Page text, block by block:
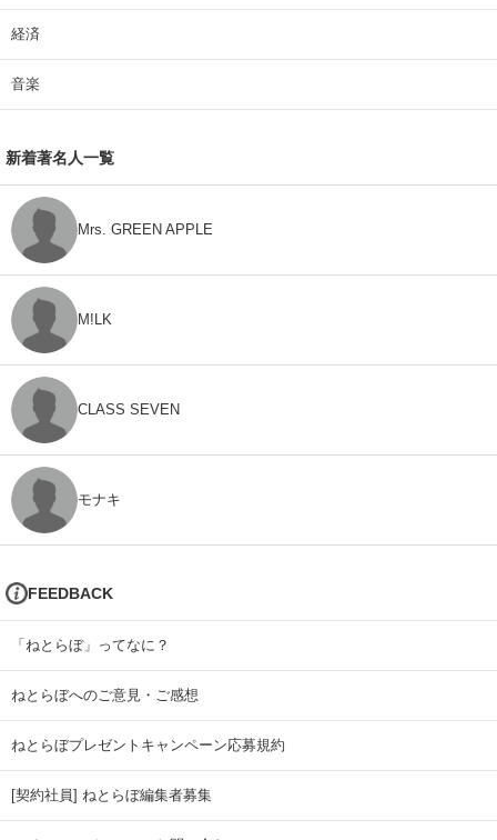
経済
音楽
新着著名人一覧
Mrs. GREEN APPLE
M!LK
CLASS SEVEN
モナキ
FEEDBACK
「ねとらぼ」ってなに？
ねとらぼへのご意見・ご感想
ねとらぼプレゼントキャンペーン応募規約
[契約社員] ねとらぼ編集者募集